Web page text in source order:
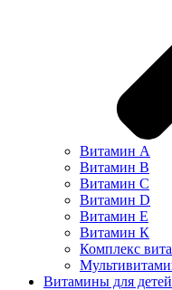
Витамин А
Витамин В
Витамин С
Витамин D
Витамин Е
Витамин К
Комплекс
Витамины для детей